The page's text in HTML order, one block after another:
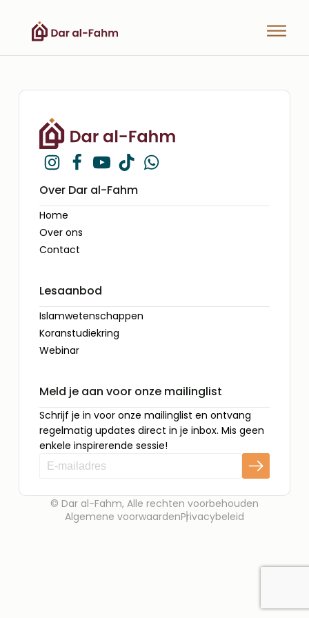
Over Dar al-Fahm
Home
Over ons
Contact
Lesaanbod
Islamwetenschappen
Koranstudiekring
Webinar
Meld je aan voor onze mailinglist
Schrijf je in voor onze mailinglist en ontvang
regelmatig updates direct in je inbox. Mis geen
enkele inspirerende sessie!
© Dar al-Fahm, Alle rechten voorbehouden
Algemene voorwaardenPrivacybeleid